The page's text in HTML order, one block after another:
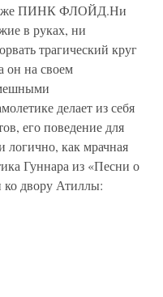
же ПИНК ФЛОЙД.Ни
в руках, ни
трагический круг
он на своем
делает из себя
его поведение для
логично, как мрачная
Гуннара из «Песни о
ко двору Атиллы: